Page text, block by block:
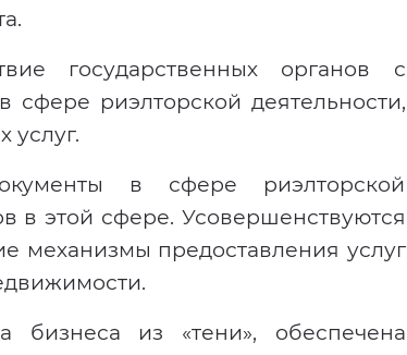
государственных органов с
риэлторской деятельности,
услуг.
в сфере риэлторской
в этой сфере. Усовершенствуются
механизмы предоставления услуг
бизнеса из «тени», обеспечена